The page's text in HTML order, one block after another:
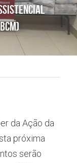
da Ação da
próxima
serão